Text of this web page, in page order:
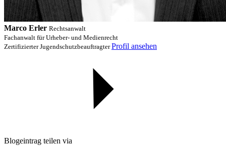
Marco Erler Rechtsanwalt
Fachanwalt für Urheber- und Medienrecht
Zertifizierter JugendschutzbeauftragterProfil ansehen
Blogeintrag teilen via